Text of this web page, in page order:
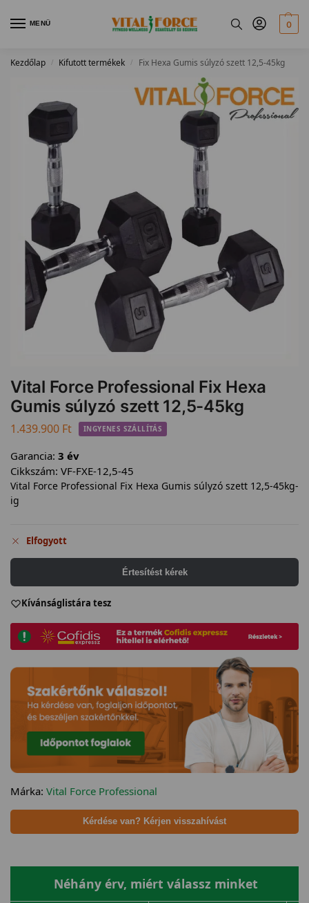
MENÜ 0
Kezdőlap / Kifutott termékek / Fix Hexa Gumis súlyzó szett 12,5-45kg
Vital Force Professional Fix Hexa
Gumis súlyzó szett 12,5-45kg
1.439.900 Ft INGYENES SZÁLLÍTÁS
Garancia: 3 év
Cikkszám: VF-FXE-12,5-45
Vital Force Professional Fix Hexa Gumis súlyzó szett 12,5-45kg-
ig
Elfogyott
Értesítést kérek
Kívánságlistára tesz
Márka: Vital Force Professional
Kérdése van? Kérjen visszahívást
Néhány érv, miért válassz minket